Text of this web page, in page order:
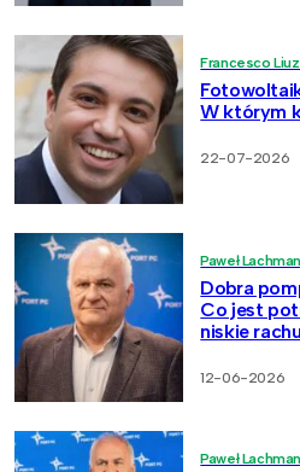
Francesco
W którym
22-07-2026
Paweł
Dobra
Co jest
niskie
12-06-2026
Paweł